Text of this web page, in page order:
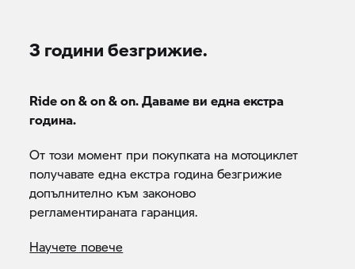
3 години безгрижие.
Ride on & on & on. Даваме ви една екстра
година.
От този момент при покупката на мотоциклет
получавате една екстра година безгрижие
допълнително към законово
регламентираната гаранция.
Научете повече